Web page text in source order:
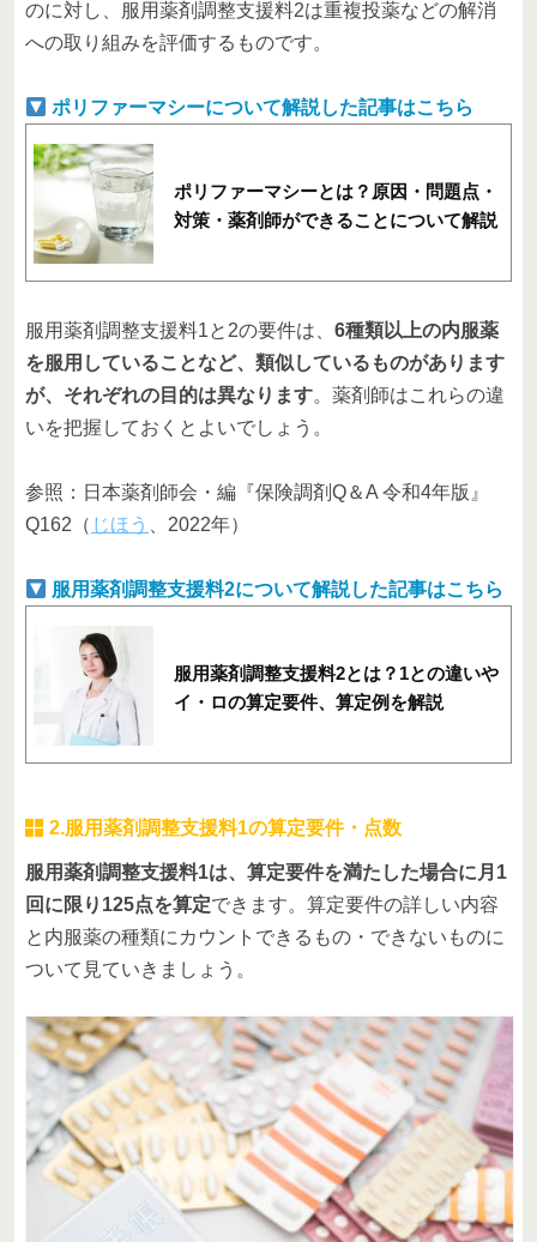
のに対し、服用薬剤調整支援料2は重複投薬などの解消
への取り組みを評価するものです。
ポリファーマシーについて解説した記事はこちら
ポリファーマシーとは？原因・問題点・
対策・薬剤師ができることについて解説
服用薬剤調整支援料1と2の要件は、 6種類以上の内服薬
を服用していることなど、類似しているものがあります
が、それぞれの目的は異なります。薬剤師はこれらの違
いを把握しておくとよいでしょう。
参照：日本薬剤師会・編『保険調剤Q＆A 令和4年版』
Q162（ じほう 、2022年）
服用薬剤調整支援料2について解説した記事はこちら
服用薬剤調整支援料2とは？1との違いや
イ・ロの算定要件、算定例を解説
2.服用薬剤調整支援料1の算定要件・点数
服用薬剤調整支援料1は、算定要件を満たした場合に月1
回に限り125点を算定できます。算定要件の詳しい内容
と内服薬の種類にカウントできるもの・できないものに
ついて見ていきましょう。